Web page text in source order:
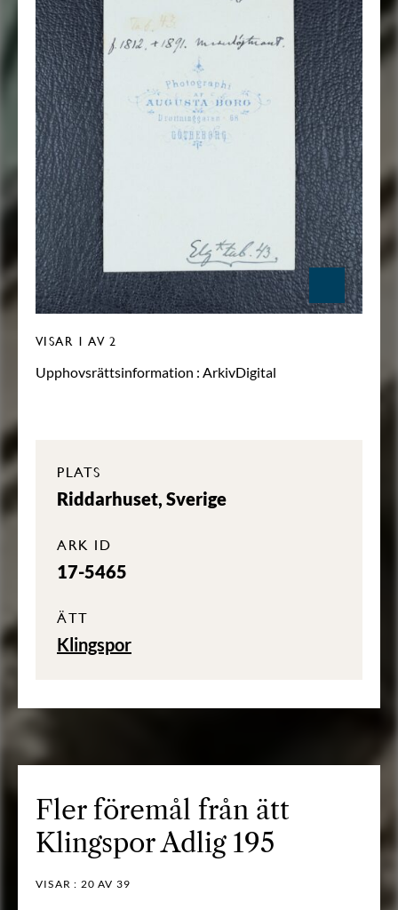
VISAR 1 AV 2
Upphovsrättsinformation : ArkivDigital
PLATS
Riddarhuset, Sverige
ARK ID
17-5465
ÄTT
Klingspor
Fler föremål från ätt
Klingspor Adlig 195
VISAR : 20 AV 39